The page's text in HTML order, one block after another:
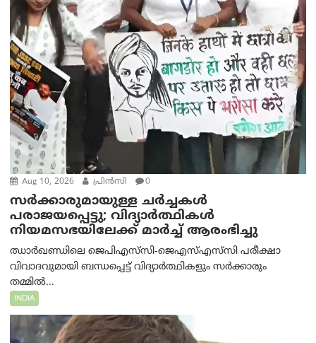
Aug 10, 2026 പ്രിന്‍സി 0
സർക്കാരുമായുള്ള ചർച്ചകൾ
പരാജയപ്പെട്ടു; വിദ്യാർത്ഥികൾ
നിയമസഭയിലേക്ക് മാർച്ച് ആരംഭിച്ചു
ഝാർഖണ്ഡിലെ ജെപിഎസ്‌സി-ജെഎസ്‌എസ്‌സി പരീക്ഷാ
വിവാദവുമായി ബന്ധപ്പെട്ട് വിദ്യാർത്ഥികളും സർക്കാരും
തമ്മിൽ...
INDIA